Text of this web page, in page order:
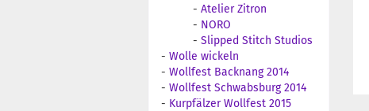
- Atelier Zitron
- NORO
- Slipped Stitch Studios
- Wolle wickeln
- Wollfest Backnang 2014
- Wollfest Schwabsburg 2014
- Kurpfälzer Wollfest 2015